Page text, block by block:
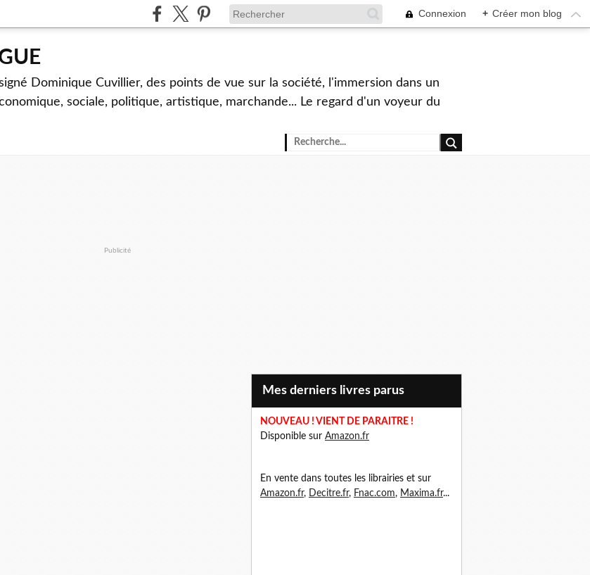
Connexion + Créer mon blog
Dominique Cuvillier, des points de vue sur la société, l'immersion dans un
sociale, politique, artistique, marchande... Le regard d'un voyeur du
Publicité
Mes derniers livres parus
NOUVEAU ! VIENT DE PARAITRE !
Disponible sur Amazon.fr
En vente dans toutes les librairies et sur
Amazon.fr, Decitre.fr, Fnac.com, Maxima.fr...